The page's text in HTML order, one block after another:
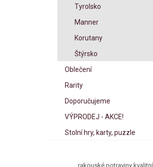
Tyrolsko
Manner
Korutany
Štýrsko
Oblečení
Rarity
Doporučujeme
VÝPRODEJ - AKCE!
Stolní hry, karty, puzzle
rakouské potraviny